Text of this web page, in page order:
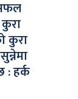
कुरा
: हर्क